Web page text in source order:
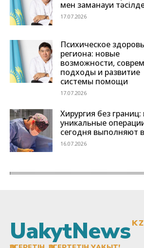
UakytNewsKZ